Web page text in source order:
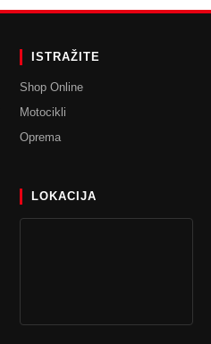
ISTRAŽITE
Shop Online
Motocikli
Oprema
LOKACIJA